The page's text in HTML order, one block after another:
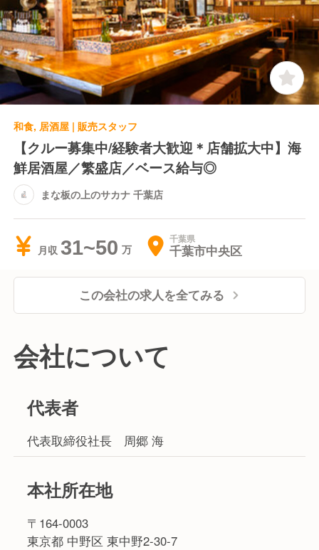
和食, 居酒屋 | 販売スタッフ
【クルー募集中/経験者大歓迎＊店舗拡大中】海
鮮居酒屋／繁盛店／ベース給与◎
まな板の上のサカナ 千葉店
月収 31~50 千葉県
千葉市中央区
この会社の求人を全てみる
会社について
代表者
代表取締役社長 周郷 海
本社所在地
〒164-0003
東京都 中野区 東中野2-30-7